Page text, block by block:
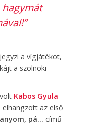
a vígjátékot,
a szolnoki
Kabos Gyula
az első
pá… című